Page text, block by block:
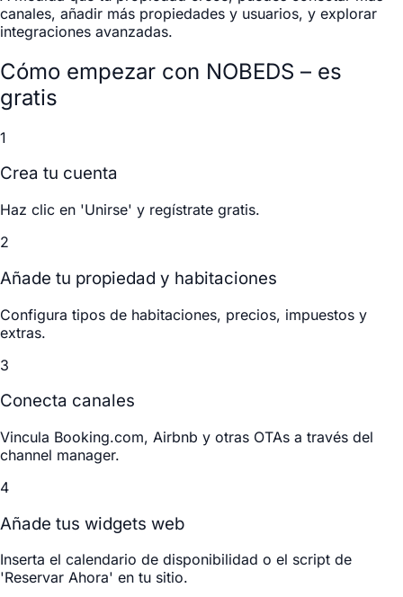
canales, añadir más propiedades y usuarios, y explorar
integraciones avanzadas.
Cómo empezar con NOBEDS – es
gratis
1
Crea tu cuenta
Haz clic en 'Unirse' y regístrate gratis.
2
Añade tu propiedad y habitaciones
Configura tipos de habitaciones, precios, impuestos y
extras.
3
Conecta canales
Vincula Booking.com, Airbnb y otras OTAs a través del
channel manager.
4
Añade tus widgets web
Inserta el calendario de disponibilidad o el script de
'Reservar Ahora' en tu sitio.